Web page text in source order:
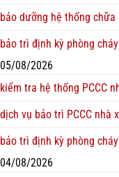
bảo dưỡng hệ thống chữa
bảo trì định kỳ phòng
05/08/2026
kiểm tra hệ thống PCCC
dịch vụ bảo trì PCCC nhà
bảo trì định kỳ phòng
04/08/2026